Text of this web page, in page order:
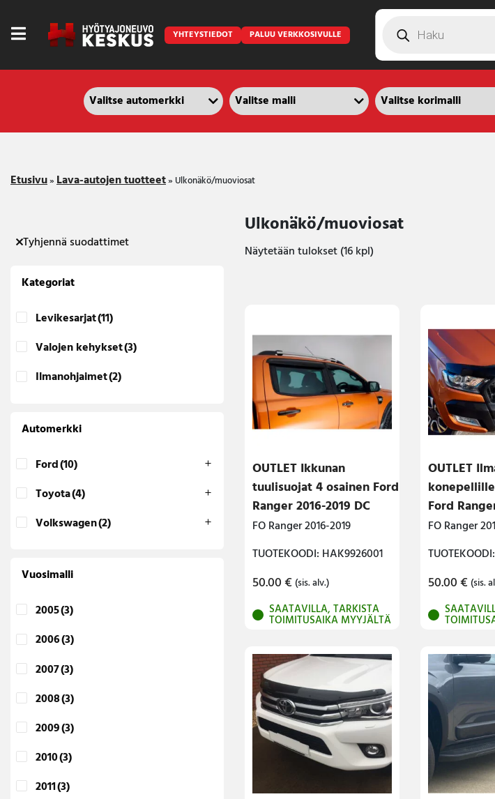
LED lisävalot ja majakat
Outlet
YHTEYSTIEDOT PALUU VERKKOSIVULLE search
Etusivu»Lava-autojen tuotteet» Ulkonäkö/muoviosat
Tyhjennä suodattimet
Kategoriat
Levikesarjat(11)
Valojen kehykset(3)
Ilmanohjaimet(2)
Automerkki
Ford(10)
Toyota(4)
Volkswagen(2)
Vuosimalli
2005(3)
2006(3)
2007(3)
2008(3)
2009(3)
2010(3)
2011(3)
Ulkonäkö/muoviosat
Näytetään tulokset (16 kpl)
OUTLET Ikkunan
tuulisuojat 4 osainen Ford
Ranger 2016-2019 DC
FO Ranger 2016-2019
TUOTEKOODI: HAK9926001
50.00€ (sis. alv.)
SAATAVILLA, TARKISTA
TOIMITUSAIKA MYYJÄLTÄ
OUTLET
Ford
FO Ranger
50.00€ (sis.